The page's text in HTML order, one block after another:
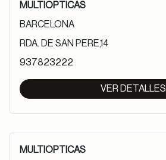
MULTIOPTICAS
BARCELONA
RDA. DE SAN PERE,14
937823222
VER DETALLES
MULTIOPTICAS